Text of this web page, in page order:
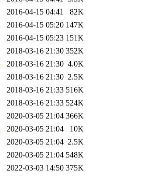
2016-04-15 04:41
82K
2016-04-15 05:20 147K
2016-04-15 05:23 151K
2018-03-16 21:30 352K
2018-03-16 21:30 4.0K
2018-03-16 21:30 2.5K
2018-03-16 21:33 516K
2018-03-16 21:33 524K
2020-03-05 21:04 366K
2020-03-05 21:04
10K
2020-03-05 21:04 2.5K
2020-03-05 21:04 548K
2022-03-03 14:50 375K